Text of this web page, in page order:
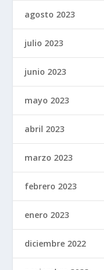
agosto 2023
julio 2023
junio 2023
mayo 2023
abril 2023
marzo 2023
febrero 2023
enero 2023
diciembre 2022